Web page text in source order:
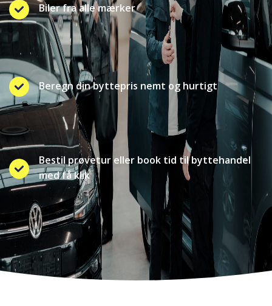
Biler fra alle mærker
Beregn din byttepris nemt og hurtigt
Bestil prøvetur eller book tid til byttehandel
med få klik